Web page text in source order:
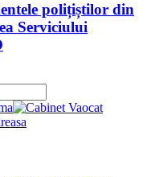
polițiștilor din
Serviciului
Escape